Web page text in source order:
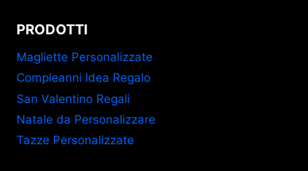
PRODOTTI
Magliette Personalizzate
Compleanni Idea Regalo
San Valentino Regali
Natale da Personalizzare
Tazze Personalizzate